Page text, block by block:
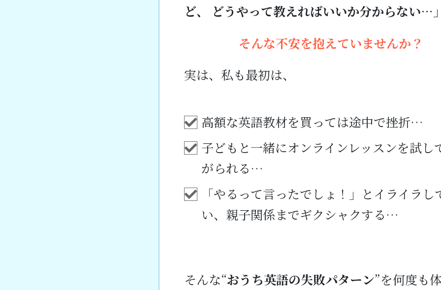
ど、 どうやって教えればいいか分からない…
そんな不安を抱えていませんか？
実は、私も最初は、
高額な英語教材を買っては途中で挫折…
子どもと一緒にオンラインレッスンを試し
がられる…
「やるって言ったでしょ！」とイライラし
い、親子関係までギクシャクする…
そんな“おうち英語の失敗パターン”を何度も